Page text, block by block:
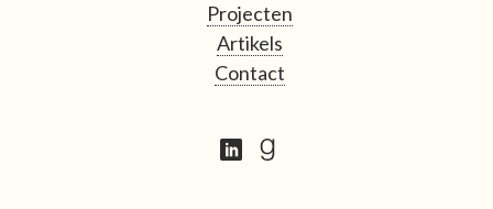
Projecten
Artikels
Contact